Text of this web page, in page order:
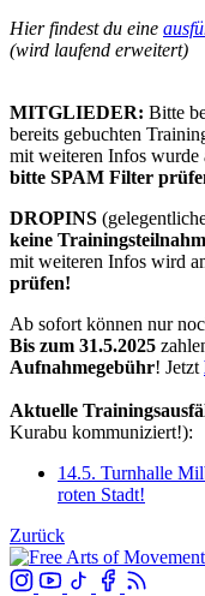
Hier findest du eine
(wird laufend erweitert)
MITGLIEDER: Bitte
bereits gebuchten
mit weiteren Infos wurde
bitte SPAM Filter
DROPINS
keine
mit weiteren Infos wird
prüfen!
Ab sofort können nur
Bis zum 31.5.2025
Aufnahmegebühr! Jetzt
Aktuelle
Kurabu kommuniziert!):
14.5. Turnhalle
roten Stadt!
Zurück